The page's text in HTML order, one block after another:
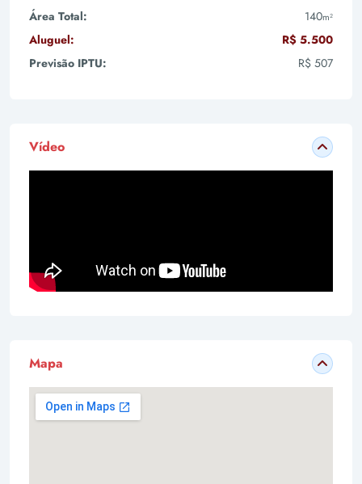
Área Total: 140m²
Aluguel:
R$ 5.500
Previsão IPTU:
R$ 507
Vídeo
Mapa